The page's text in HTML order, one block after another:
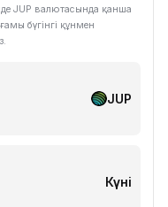
JUP валютасында қанша
бүгінгі құнмен
JUP
Күні